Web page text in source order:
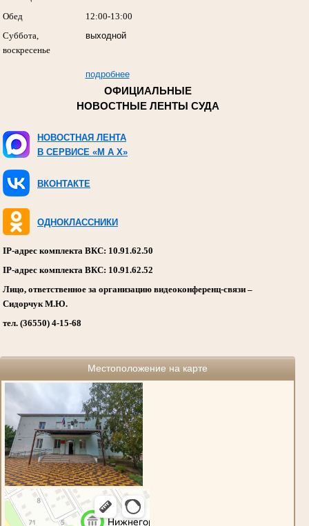
Обед
12:00-13:00
Суббота,
воскресенье
выходной
подробнее
ОФИЦИАЛЬНЫЕ
НОВОСТНЫЕ ЛЕНТЫ СУДА
НОВОСТНАЯ ЛЕНТА
В СЕРВИСЕ «M A X»
ВКОНТАКТЕ
ОДНОКЛАССНИКИ
IP-адрес комплекта ВКС: 10.91.62.50
IP-адрес комплекта ВКС: 10.91.62.52
Лицо, ответственное за организацию видеоконференц-связи –
Сидорчук М.Ю.
тел. (36550) 4-15-68
Местоположение на карте